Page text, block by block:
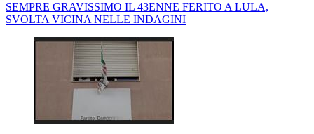
SEMPRE GRAVISSIMO IL 43ENNE FERITO A LULA,
SVOLTA VICINA NELLE INDAGINI